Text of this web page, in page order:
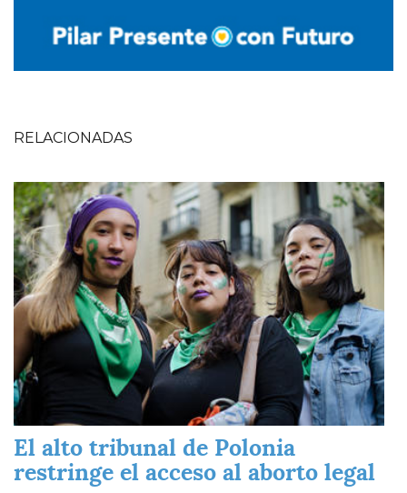
RELACIONADAS
Imagen
El alto tribunal de Polonia
restringe el acceso al aborto legal